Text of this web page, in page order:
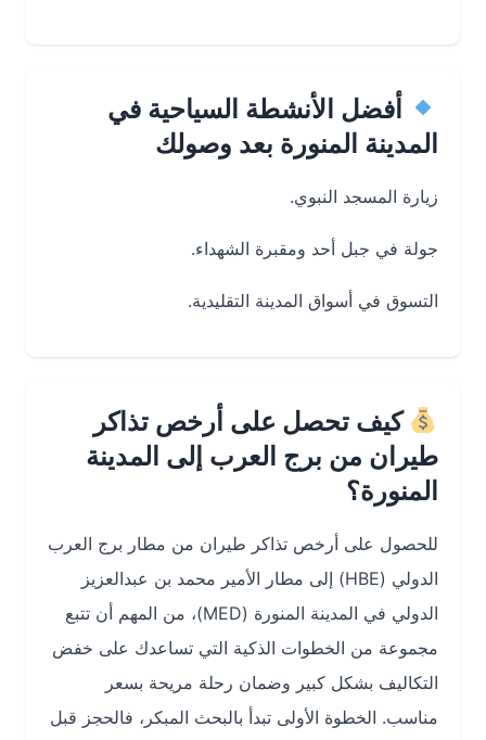
أفضل الأنشطة السياحية في
المدينة المنورة بعد وصولك
زيارة المسجد النبوي.
جولة في جبل أحد ومقبرة الشهداء.
التسوق في أسواق المدينة التقليدية.
كيف تحصل على أرخص تذاكر
طيران من برج العرب إلى المدينة
المنورة؟
للحصول على أرخص تذاكر طيران من مطار برج العرب
الدولي (HBE) إلى مطار الأمير محمد بن عبدالعزيز
الدولي في المدينة المنورة (MED)، من المهم أن تتبع
مجموعة من الخطوات الذكية التي تساعدك على خفض
التكاليف بشكل كبير وضمان رحلة مريحة بسعر
مناسب. الخطوة الأولى تبدأ بالبحث المبكر، فالحجز قبل